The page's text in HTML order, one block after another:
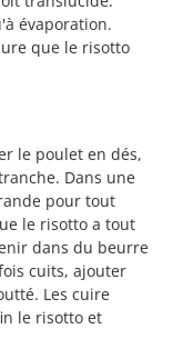
évaporation.
que le risotto
le poulet en dés,
Dans une
pour tout
le risotto a tout
dans du beurre
cuits, ajouter
Les cuire
le risotto et